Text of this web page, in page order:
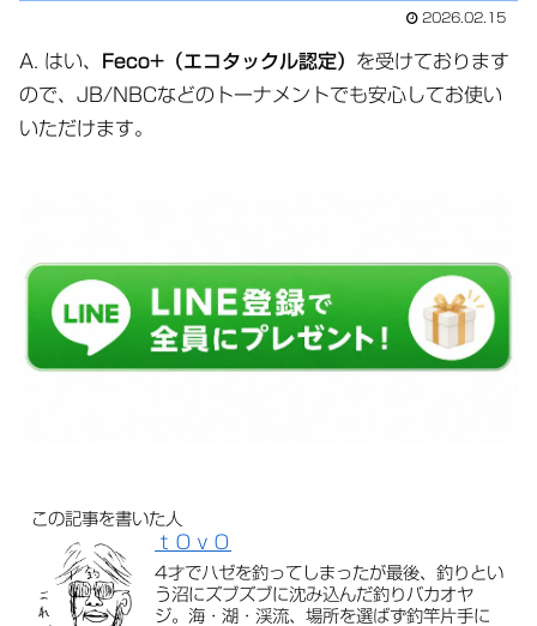
2026.02.15
A. はい、 Feco+（エコタックル認定） を受けております
ので、JB/NBCなどのトーナメントでも安心してお使い
いただけます。
この記事を書いた人
ｔＯｖＯ
4才でハゼを釣ってしまったが最後、釣りとい
う沼にズブズブに沈み込んだ釣りバカオヤ
ジ。海・湖・渓流、場所を選ばず釣竿片手に